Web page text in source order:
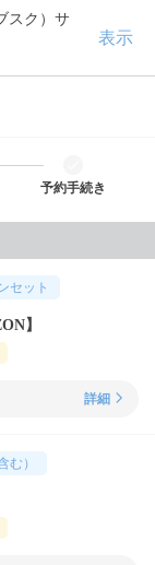
スク）サ
表示
予約手続き
セット
】
詳細
む）